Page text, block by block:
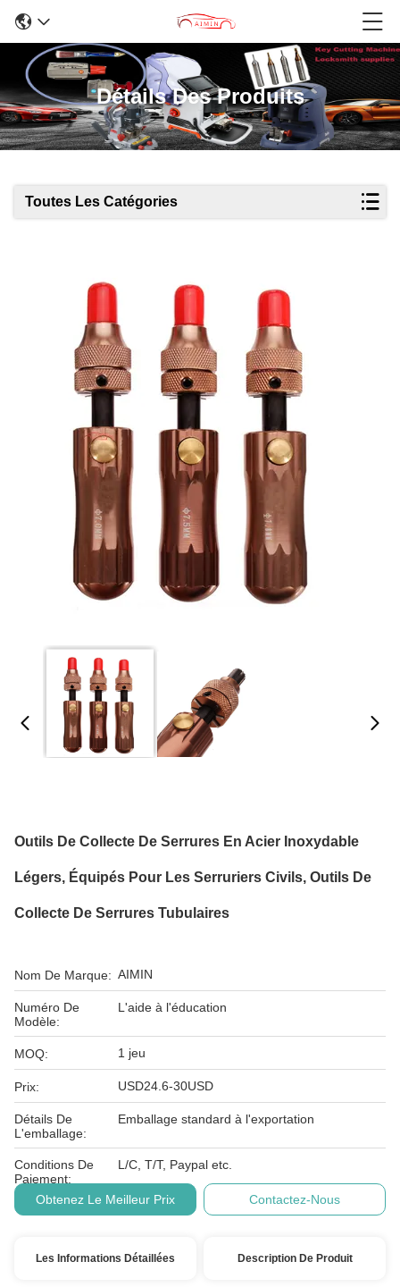
Détails Des Produits
Toutes Les Catégories
Outils De Collecte De Serrures En Acier Inoxydable
Légers, Équipés Pour Les Serruriers Civils, Outils De
Collecte De Serrures Tubulaires
Nom De Marque: AIMIN
Numéro De
Modèle:
L'aide à l'éducation
MOQ: 1 jeu
Prix: USD24.6-30USD
Détails De
L'emballage:
Emballage standard à l'exportation
Conditions De
Paiement:
L/C, T/T, Paypal etc.
Obtenez Le Meilleur Prix Contactez-Nous
Les Informations Détaillées Description De Produit